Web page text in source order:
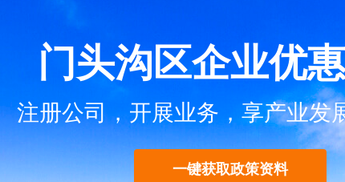
门头沟区企业优
注册公司，开展业务，享产业发
一键获取政策资料